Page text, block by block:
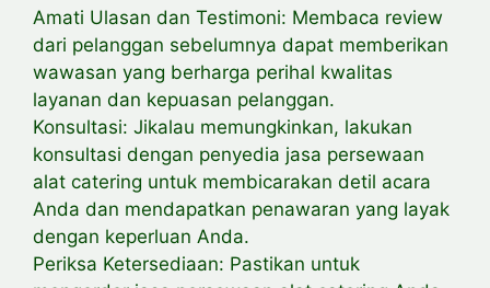
Amati Ulasan dan Testimoni: Membaca review
dari pelanggan sebelumnya dapat memberikan
wawasan yang berharga perihal kwalitas
layanan dan kepuasan pelanggan.
Konsultasi: Jikalau memungkinkan, lakukan
konsultasi dengan penyedia jasa persewaan
alat catering untuk membicarakan detil acara
Anda dan mendapatkan penawaran yang layak
dengan keperluan Anda.
Periksa Ketersediaan: Pastikan untuk